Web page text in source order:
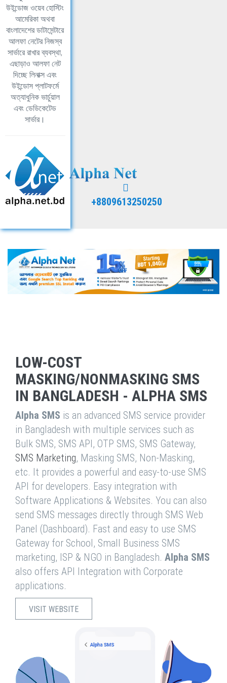
উইন্ডোজ ওয়েব হোস্টিং
আমেরিকা অথবা
বাংলাদেশের ডাটাসেন্টারে
আলফা নেটের নিজস্ব
সার্ভারে রাখার ব্যবস্থা,
এছাড়াও আলফা নেট
দিচ্ছে লিনাক্স এবং
উইন্ডোস প্লাটফর্মে
অত্যাধুনিক ভার্চুয়াল
এবং ডেডিকেটেড
সার্ভার।
+8809613250250
LOW-COST
MASKING/NONMASKING SMS
IN BANGLADESH - ALPHA SMS
Alpha SMS is an advanced SMS service provider
in Bangladesh with multiple services such as
Bulk SMS, SMS API, OTP SMS, SMS Gateway,
SMS Marketing, Masking SMS, Non-Masking,
etc. It provides a powerful and easy-to-use SMS
API for developers. Easy integration with
Software Applications & Websites. You can also
send SMS messages directly through SMS Web
Panel (Dashboard). Fast and easy to use SMS
Gateway for School, Small Business SMS
marketing, ISP & NGO in Bangladesh. Alpha SMS
also offers API Integration with Corporate
applications.
VISIT WEBSITE